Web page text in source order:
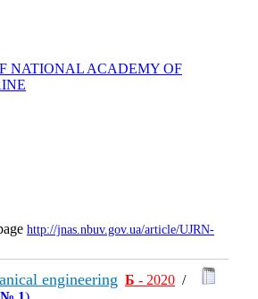
NATIONAL ACADEMY OF
http://jnas.nbuv.gov.ua/article/UJRN-
engineering Б - 2020 /